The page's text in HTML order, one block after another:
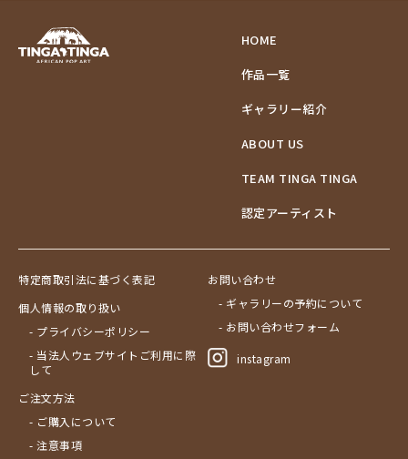
HOME
作品一覧
ギャラリー紹介
ABOUT US
TEAM TINGA TINGA
認定アーティスト
特定商取引法に基づく表記
個人情報の取り扱い
- プライバシーポリシー
- 当法人ウェブサイトご利用に際
して
ご注文方法
- ご購入について
- 注意事項
お問い合わせ
- ギャラリーの予約について
- お問い合わせフォーム
instagram